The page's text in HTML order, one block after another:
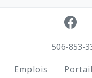
506-853-
Footer
Emplois